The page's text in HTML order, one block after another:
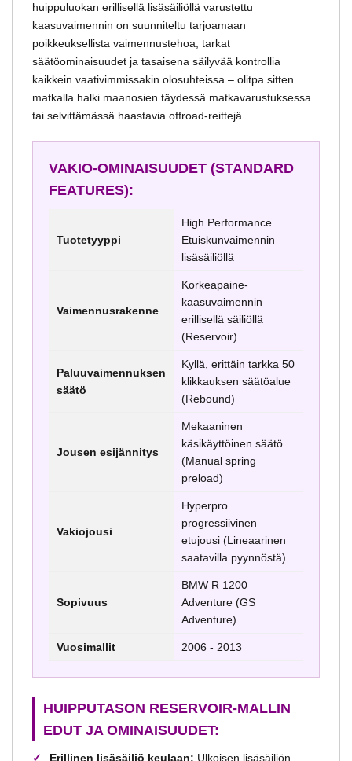
huippuluokan erillisellä lisäsäiliöllä varustettu
kaasuvaimennin on suunniteltu tarjoamaan
poikkeuksellista vaimennustehoa, tarkat
säätöominaisuudet ja tasaisena säilyvää kontrollia
kaikkein vaativimmissakin olosuhteissa – olitpa sitten
matkalla halki maanosien täydessä matkavarustuksessa
tai selvittämässä haastavia offroad-reittejä.
VAKIO-OMINAISUUDET (STANDARD
FEATURES):
Tuotetyyppi
High Performance
Etuiskunvaimennin
lisäsäiliöllä
Vaimennusrakenne
Korkeapaine-
kaasuvaimennin
erillisellä säiliöllä
(Reservoir)
Paluuvaimennuksen
säätö
Kyllä, erittäin tarkka 50
klikkauksen säätöalue
(Rebound)
Jousen esijännitys
Mekaaninen
käsikäyttöinen säätö
(Manual spring
preload)
Vakiojousi
Hyperpro
progressiivinen
etujousi (Lineaarinen
saatavilla pyynnöstä)
Sopivuus
BMW R 1200
Adventure (GS
Adventure)
Vuosimallit 2006 - 2013
HUIPPUTASON RESERVOIR-MALLIN
EDUT JA OMINAISUUDET:
Erillinen lisäsäiliö keulaan: Ulkoisen lisäsäiliön